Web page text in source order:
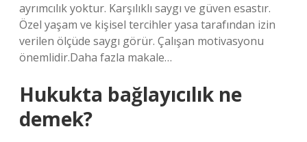
ayrımcılık yoktur. Karşılıklı saygı ve güven esastır.
Özel yaşam ve kişisel tercihler yasa tarafından izin
verilen ölçüde saygı görür. Çalışan motivasyonu
önemlidir.Daha fazla makale…
Hukukta bağlayıcılık ne
demek?